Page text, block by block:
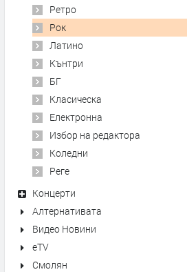
Ретро
Рок
Латино
Кънтри
БГ
Класическа
Електронна
Избор на редактора
Коледни
Реге
Концерти
Алтернативата
Видео Новини
eTV
Смолян